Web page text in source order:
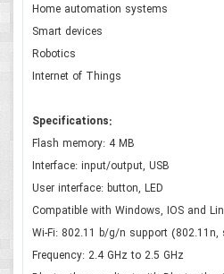
Home automation systems
Smart devices
Robotics
Internet of Things
Specifications:
Flash memory: 4 MB
Interface: input/output, USB
User interface: button, LED
Compatible with Windows, IOS and
Wi-Fi: 802.11 b/g/n support
Frequency: 2.4 GHz to 2.5 GHz